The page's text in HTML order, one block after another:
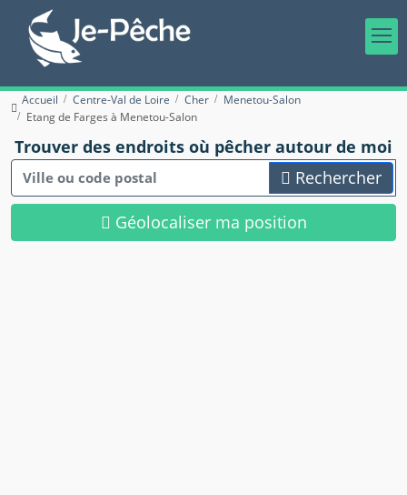
Accueil Centre-Val de Loire Cher
Menetou-Salon
Etang de Farges à Menetou-Salon
Trouver des endroits où pêcher autour de moi
Rechercher
Géolocaliser ma position